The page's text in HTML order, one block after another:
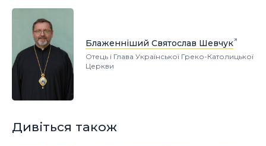
Блаженніший Святослав Шевчук
Отець і Глава Української Греко-Католицької
Церкви
Дивіться також